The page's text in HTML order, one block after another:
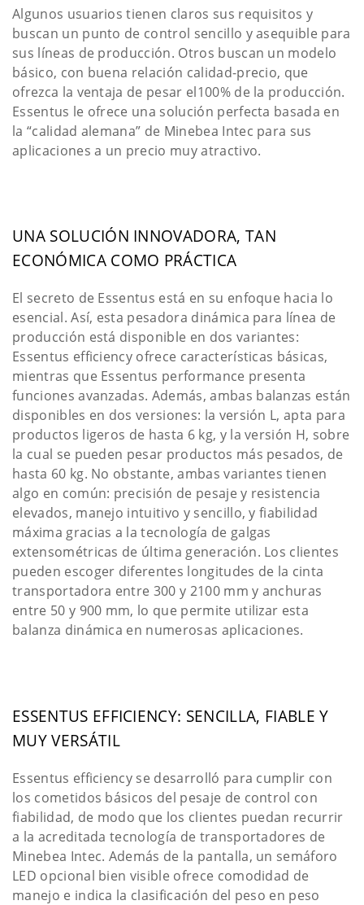
Algunos usuarios tienen claros sus requisitos y
buscan un punto de control sencillo y asequible para
sus líneas de producción. Otros buscan un modelo
básico, con buena relación calidad-precio, que
ofrezca la ventaja de pesar el100% de la producción.
Essentus le ofrece una solución perfecta basada en
la “calidad alemana” de Minebea Intec para sus
aplicaciones a un precio muy atractivo.
UNA SOLUCIÓN INNOVADORA, TAN
ECONÓMICA COMO PRÁCTICA
El secreto de Essentus está en su enfoque hacia lo
esencial. Así, esta pesadora dinámica para línea de
producción está disponible en dos variantes:
Essentus efficiency ofrece características básicas,
mientras que Essentus performance presenta
funciones avanzadas. Además, ambas balanzas están
disponibles en dos versiones: la versión L, apta para
productos ligeros de hasta 6 kg, y la versión H, sobre
la cual se pueden pesar productos más pesados, de
hasta 60 kg. No obstante, ambas variantes tienen
algo en común: precisión de pesaje y resistencia
elevados, manejo intuitivo y sencillo, y fiabilidad
máxima gracias a la tecnología de galgas
extensométricas de última generación. Los clientes
pueden escoger diferentes longitudes de la cinta
transportadora entre 300 y 2100 mm y anchuras
entre 50 y 900 mm, lo que permite utilizar esta
balanza dinámica en numerosas aplicaciones.
ESSENTUS EFFICIENCY: SENCILLA, FIABLE Y
MUY VERSÁTIL
Essentus efficiency se desarrolló para cumplir con
los cometidos básicos del pesaje de control con
fiabilidad, de modo que los clientes puedan recurrir
a la acreditada tecnología de transportadores de
Minebea Intec. Además de la pantalla, un semáforo
LED opcional bien visible ofrece comodidad de
manejo e indica la clasificación del peso en peso